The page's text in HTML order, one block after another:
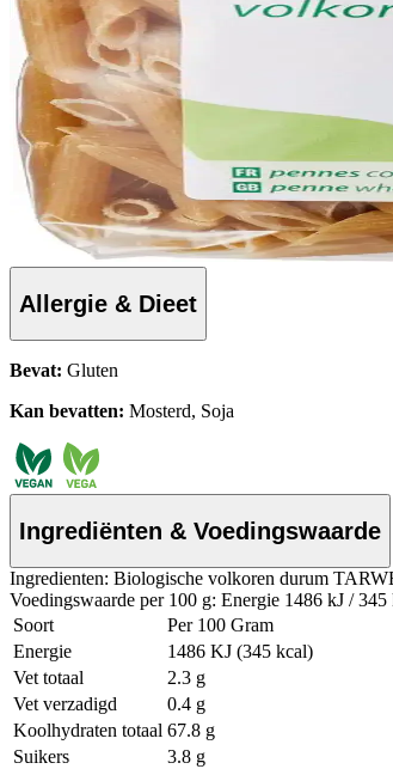
Allergie & Dieet
Bevat: Gluten
Kan bevatten: Mosterd, Soja
Ingrediënten & Voedingswaarde
Ingredienten: Biologische volkoren durum
Voedingswaarde per 100 g: Energie 1486 kJ /
Soort
Per 100 Gram
Energie
1486 KJ (345 kcal)
Vet totaal
2.3 g
Vet verzadigd
0.4 g
Koolhydraten totaal 67.8 g
Suikers
3.8 g